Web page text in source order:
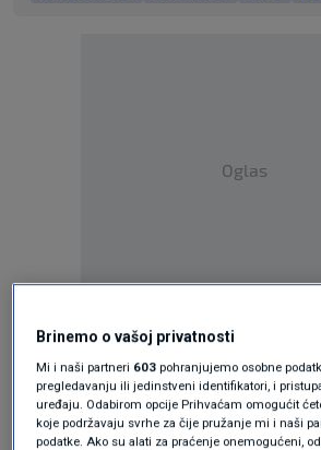
Oglas
KAKVO JE TVOJE
Pridruži se raspravi ili
Budi prvi koji će ostaviti
Brinemo o vašoj privatnosti
Mi i naši partneri 603 pohranjujemo osobne
pregledavanju ili jedinstveni identifikatori, i
uređaju. Odabirom opcije Prihvaćam omogućit
koje podržavaju svrhe za čije pružanje mi i naši
podatke. Ako su alati za praćenje onemogućeni,